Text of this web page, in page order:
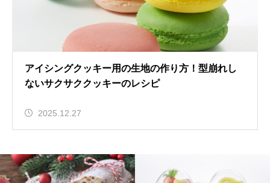
アイシングクッキー用の生地の作り方！型崩れし
ないサクサククッキーのレシピ
2025.12.27